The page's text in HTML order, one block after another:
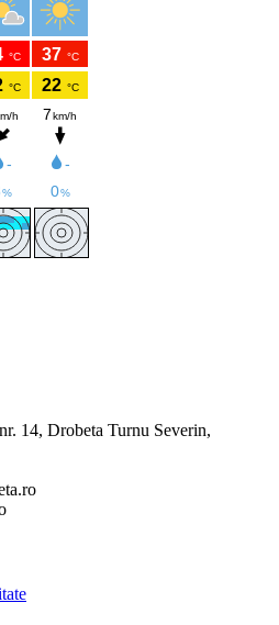
14, Drobeta Turnu Severin,